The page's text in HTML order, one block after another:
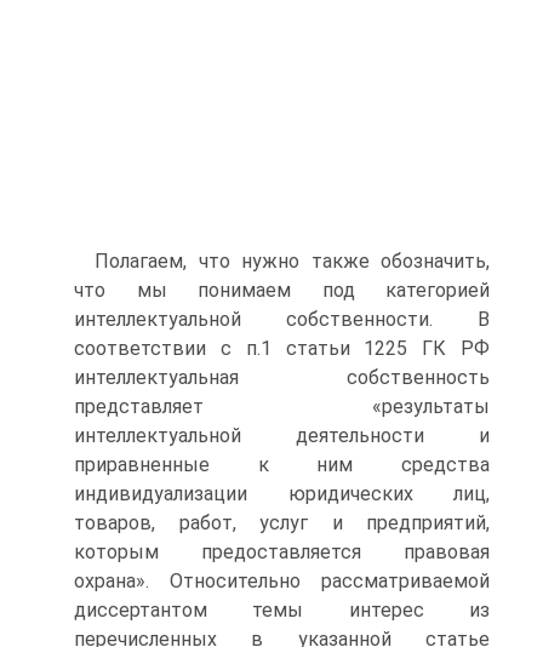
Полагаем, что нужно также обозначить,
что мы понимаем под категорией
интеллектуальной собственности. В
соответствии с п.1 статьи 1225 ГК РФ
интеллектуальная собственность
представляет «результаты
интеллектуальной деятельности и
приравненные к ним средства
индивидуализации юридических лиц,
товаров, работ, услуг и предприятий,
которым предоставляется правовая
охрана». Относительно рассматриваемой
диссертантом темы интерес из
перечисленных в указанной статье